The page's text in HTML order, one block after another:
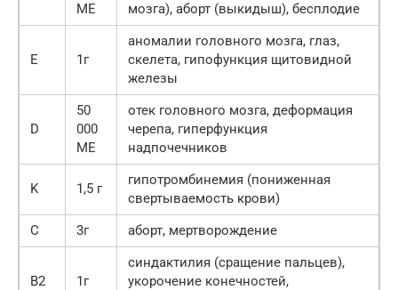
МЕ
мозга), аборт (выкидыш), бесплодие
E 1г
аномалии головного мозга, глаз,
скелета, гипофункция щитовидной
железы
D
50
000
МЕ
отек головного мозга, деформация
черепа, гиперфункция
надпочечников
K 1,5 г
гипотромбинемия (пониженная
свертываемость крови)
С
3г аборт, мертворождение
В2 1г
синдактилия (сращение пальцев),
укорочение конечностей,